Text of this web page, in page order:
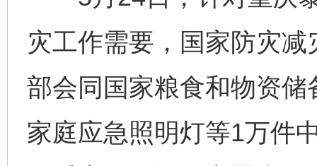
灾工作需要，国家防灾
部会同国家粮食和物资
家庭应急照明灯等1万件